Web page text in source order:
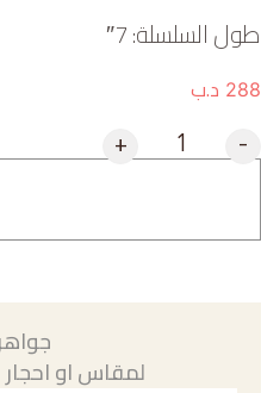
طول السلسلة: 7″
288 د.ب
-
+
لمقاس او احجار